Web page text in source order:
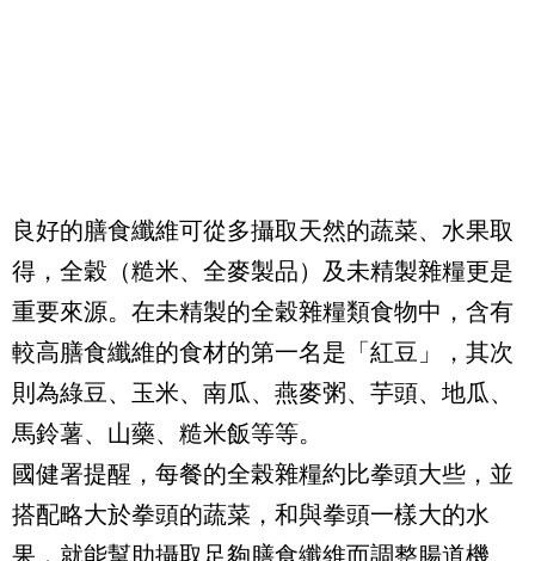
良好的膳食纖維可從多攝取天然的蔬菜、水果取
得，全穀（糙米、全麥製品）及未精製雜糧更是
重要來源。在未精製的全穀雜糧類食物中，含有
較高膳食纖維的食材的第一名是「紅豆」，其次
則為綠豆、玉米、南瓜、燕麥粥、芋頭、地瓜、
馬鈴薯、山藥、糙米飯等等。
國健署提醒，每餐的全榖雜糧約比拳頭大些，並
搭配略大於拳頭的蔬菜，和與拳頭一樣大的水
果，就能幫助攝取足夠膳食纖維而調整腸道機